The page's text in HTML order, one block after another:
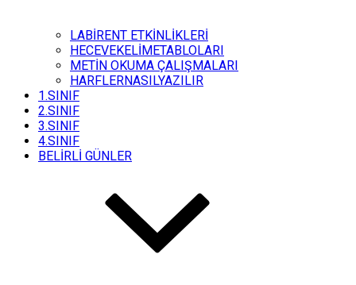
LABİRENT ETKİNLİKLERİ
HECEVEKELİMETABLOLARI
METİN OKUMA ÇALIŞMALARI
HARFLERNASILYAZILIR
1.SINIF
2.SINIF
3.SINIF
4.SINIF
BELİRLİ GÜNLER